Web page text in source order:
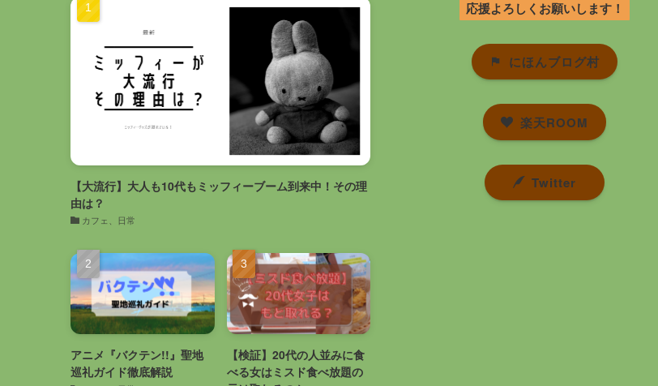
【大流行】大人も10代もミッフィーブーム到来中！その理
由は？
カフェ、日常
アニメ『バクテン!!』聖地
巡礼ガイド徹底解説
【検証】20代の人並みに食
べる女はミスド食べ放題の
応援よろしくお願いします！
にほんブログ村
楽天ROOM
Twitter